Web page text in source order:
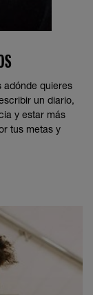
adónde quieres
un diario,
y estar más
tus metas y